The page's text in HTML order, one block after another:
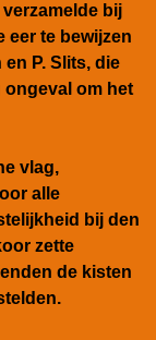
bij
eer te bewijzen
P. Slits, die
ongeval om het
vlag,
alle
bij den
zette
de kisten